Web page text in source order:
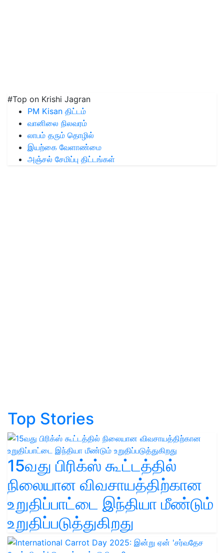
#Top on Krishi Jagran
PM Kisan திட்டம்
வானிலை நிலவரம்
லாபம் தரும் தொழில்
இயற்கை வேளாண்மை
அஞ்சல் சேமிப்பு திட்டங்கள்
Top Stories
15வது பிரிக்ஸ் கூட்டத்தில்
நிலையான விவசாயத்திற்கான
உறுதிப்பாட்டை இந்தியா மீண்டும்
உறுதிப்படுத்துகிறது